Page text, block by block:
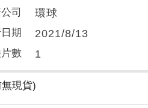
司
環球
期 2021/8/13
數 1
現貨)